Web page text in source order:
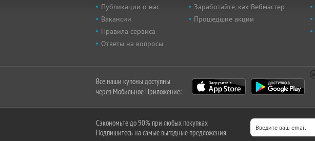
Публикации о нас
Вакансии
Правила сервиса
Ответы на вопросы
Заработайте, как Вебмастер
Прошедшие акции
Все наши купоны доступны
через Мобильное Приложение:
Сэкономьте до 90% при любых покупках
Подпишитесь на самые выгодные предложения